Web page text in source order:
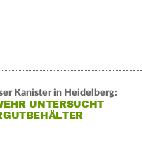
Kanister in Heidelberg:
UNTERSUCHT